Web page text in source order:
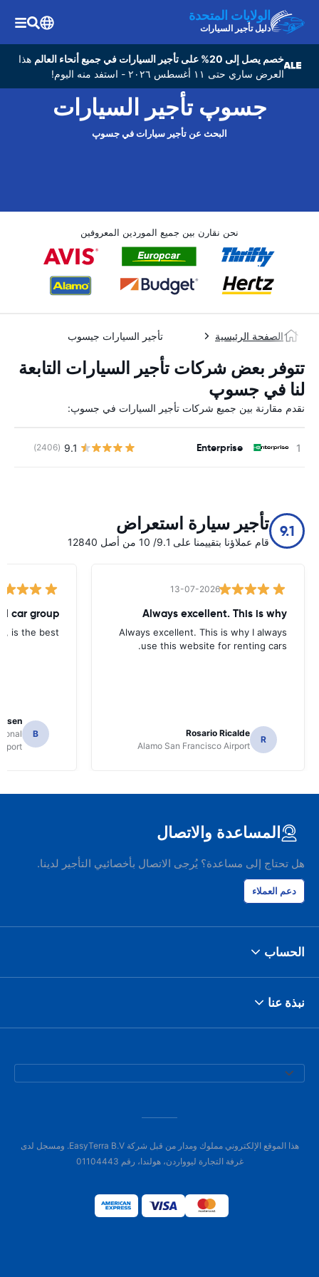
الولايات المتحدة
دليل تأجير السيارات
خصم يصل إلى 20% على تأجير السيارات في جميع أنحاء العالم
هذا
العرض ساري حتى ١١ أغسطس ٢٠٢٦ - استفد منه اليوم!
جسوپ تأجير السيارات
البحث عن تأجير سيارات في جسوپ
نحن نقارن بين جميع الموردين المعروفين
الصفحة الرئيسية تأجير السيارات جيسوب
تتوفر بعض شركات تأجير السيارات التابعة
لنا في جسوپ
نقدم مقارنة بين جميع شركات تأجير السيارات في جسوپ:
Enterprise
9.1
(2406)
9.1 تأجير سيارة استعراض
قام عملاؤنا بتقييمنا على 9.1/ 10 من أصل 12840
13-07-2026
Always excellent. This is why
Always excellent. This is why I always
use this website for renting cars.
R
Rosario Ricalde
Alamo San Francisco Airport
car group
is the best.
B
المساعدة والاتصال
هل تحتاج إلى مساعدة؟ يُرجى الاتصال بأخصائيي التأجير لدينا.
دعم العملاء
الحساب
نبذة عنا
هذا الموقع الإلكتروني مملوك ومدار من قبل شركة EasyTerra B.V. ومسجل لدى
غرفة التجارة ليوواردن، هولندا، رقم 01104443